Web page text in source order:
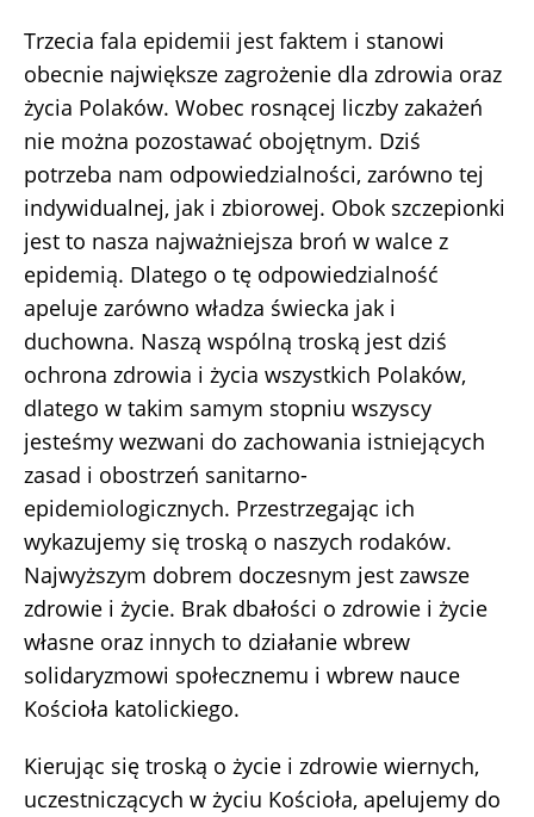
Trzecia fala epidemii jest faktem i stanowi
obecnie największe zagrożenie dla zdrowia oraz
życia Polaków. Wobec rosnącej liczby zakażeń
nie można pozostawać obojętnym. Dziś
potrzeba nam odpowiedzialności, zarówno tej
indywidualnej, jak i zbiorowej. Obok szczepionki
jest to nasza najważniejsza broń w walce z
epidemią. Dlatego o tę odpowiedzialność
apeluje zarówno władza świecka jak i
duchowna. Naszą wspólną troską jest dziś
ochrona zdrowia i życia wszystkich Polaków,
dlatego w takim samym stopniu wszyscy
jesteśmy wezwani do zachowania istniejących
zasad i obostrzeń sanitarno-
epidemiologicznych. Przestrzegając ich
wykazujemy się troską o naszych rodaków.
Najwyższym dobrem doczesnym jest zawsze
zdrowie i życie. Brak dbałości o zdrowie i życie
własne oraz innych to działanie wbrew
solidaryzmowi społecznemu i wbrew nauce
Kościoła katolickiego.
Kierując się troską o życie i zdrowie wiernych,
uczestniczących w życiu Kościoła, apelujemy do